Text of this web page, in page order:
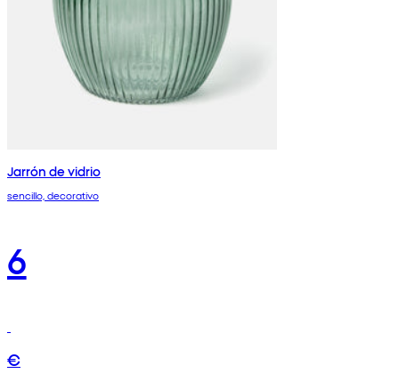
Jarrón de vidrio
sencillo, decorativo
6
€